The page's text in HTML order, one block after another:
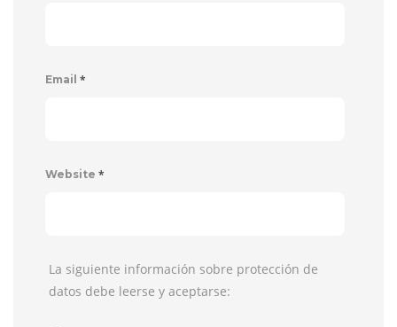
Email *
Website *
La siguiente información sobre protección de
datos debe leerse y aceptarse: